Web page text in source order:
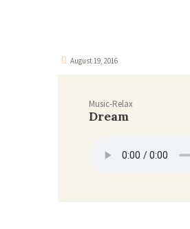
August 19, 2016
Music-Relax
Dream